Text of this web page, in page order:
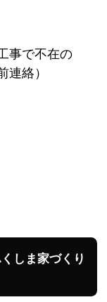
事で不在の
連絡）
しま家づくり